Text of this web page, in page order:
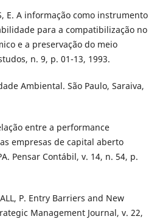
E. A informação como instrumento
para a compatibilização no
e a preservação do meio
n. 9, p. 01-13, 1993.
Ambiental. São Paulo, Saraiva,
entre a performance
empresas de capital aberto
Pensar Contábil, v. 14, n. 54, p.
P. Entry Barriers and New
Management Journal, v. 22,